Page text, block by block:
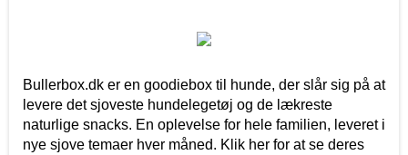
Bullerbox.dk er en goodiebox til hunde, der slår sig på at
levere det sjoveste hundelegetøj og de lækreste
naturlige snacks. En oplevelse for hele familien, leveret i
nye sjove temaer hver måned. Klik her for at se deres